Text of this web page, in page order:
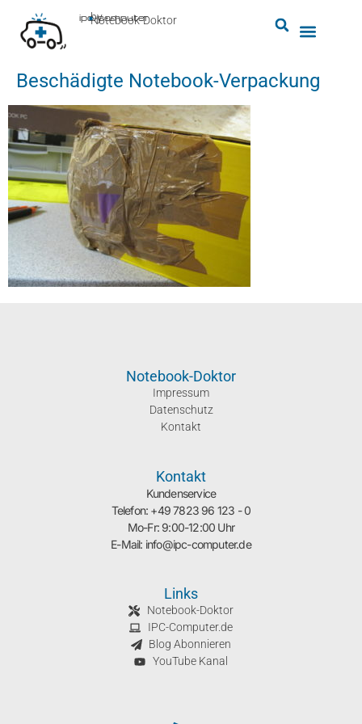
Notebook-Doktor
by
■
ipc-computer
Beschädigte Notebook-Verpackung
Notebook-Doktor
Impressum
Datenschutz
Kontakt
Kontakt
Kundenservice
Telefon: +49 7823 96 123 - 0
Mo-Fr: 9:00-12:00 Uhr
E-Mail: info@ipc-computer.de
Links
Notebook-Doktor
IPC-Computer.de
Blog Abonnieren
YouTube Kanal